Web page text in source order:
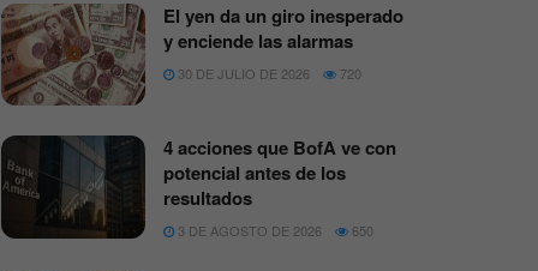
El yen da un giro inesperado
y enciende las alarmas
30 DE JULIO DE 2026 720
4 acciones que BofA ve con
potencial antes de los
resultados
3 DE AGOSTO DE 2026 650